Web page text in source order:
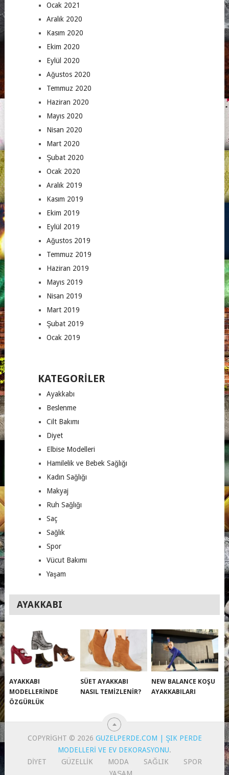
Ocak 2021
Aralık 2020
Kasım 2020
Ekim 2020
Eylül 2020
Ağustos 2020
Temmuz 2020
Haziran 2020
Mayıs 2020
Nisan 2020
Mart 2020
Şubat 2020
Ocak 2020
Aralık 2019
Kasım 2019
Ekim 2019
Eylül 2019
Ağustos 2019
Temmuz 2019
Haziran 2019
Mayıs 2019
Nisan 2019
Mart 2019
Şubat 2019
Ocak 2019
KATEGORILER
Ayakkabı
Beslenme
Cilt Bakımı
Diyet
Elbise Modelleri
Hamilelik ve Bebek Sağlığı
Kadın Sağlığı
Makyaj
Ruh Sağlığı
Saç
Sağlık
Spor
Vücut Bakımı
Yaşam
AYAKKABI
AYAKKABI
MODELLERINDE
ÖZGÜRLÜK
SÜET AYAKKABI
NASIL TEMIZLENIR?
NEW BALANCE KOŞU
AYAKKABILARI
COPYRIGHT © 2026 GUZELPERDE.COM | ŞIK PERDE
MODELLERI VE EV DEKORASYONU.
DIYET
GÜZELLIK MODA SAĞLIK
SPOR
YAŞAM